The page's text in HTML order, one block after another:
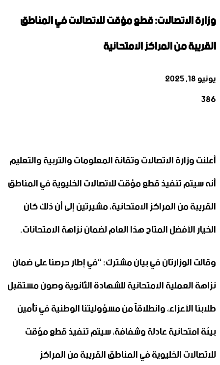
وزارة الاتصالات: قطع مؤقت للاتصالات في المناطق
القريبة من المراكز الامتحانية
يونيو 18, 2025
386
أعلنت وزارة الاتصالات وتقانة المعلومات والتربية والتعليم
أنه سيتم تنفيذ قطع مؤقت للاتصالات الخليوية في المناطق
القريبة من المراكز الامتحانية، مشيرتين إلى أن ذلك كان
الخيار الأفضل المتاح هذا العام لضمان نزاهة الامتحانات.
وقالت الوزارتان في بيان مشترك: “في إطار حرصنا على ضمان
نزاهة العملية الامتحانية للشهادة الثانوية وصون مستقبل
طلابنا الأعزاء، وانطلاقاً من مسؤوليتنا الوطنية في تأمين
بيئة امتحانية عادلة وشفافة، سيتم تنفيذ قطع مؤقت
للاتصالات الخليوية في المناطق القريبة من المراكز